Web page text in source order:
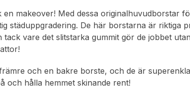
en makeover! Med dessa originalhuvudborstar
städuppgradering. De här borstarna är riktiga
vare det slitstarka gummit gör de jobbet
och en bakre borste, och de är
och hålla hemmet skinande rent!